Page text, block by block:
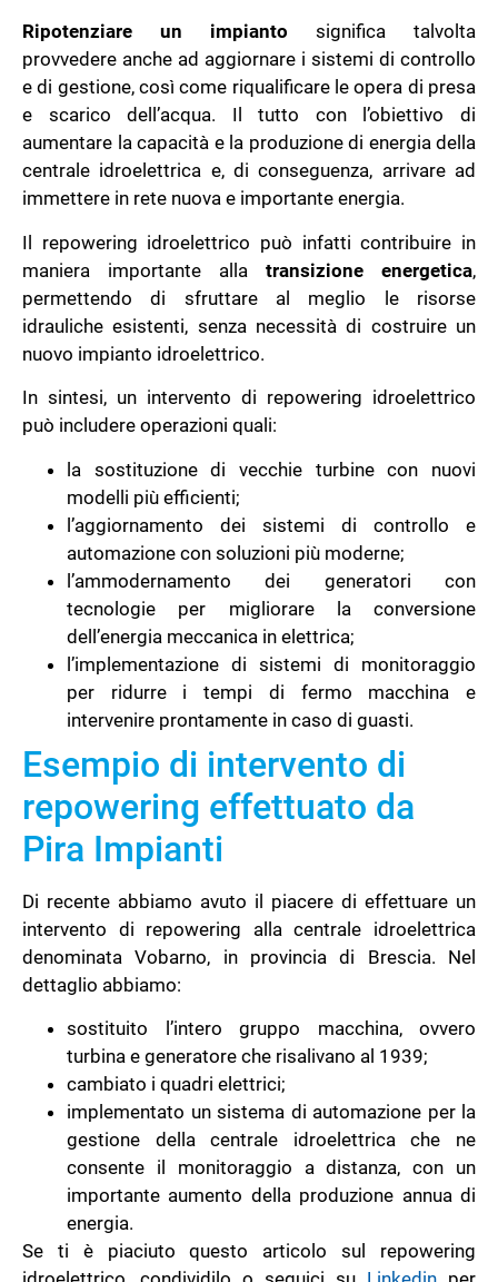
Ripotenziare un impianto significa talvolta
provvedere anche ad aggiornare i sistemi di controllo
e di gestione, così come riqualificare le opera di presa
e scarico dell’acqua. Il tutto con l’obiettivo di
aumentare la capacità e la produzione di energia della
centrale idroelettrica e, di conseguenza, arrivare ad
immettere in rete nuova e importante energia.
Il repowering idroelettrico può infatti contribuire in
maniera importante alla transizione energetica,
permettendo di sfruttare al meglio le risorse
idrauliche esistenti, senza necessità di costruire un
nuovo impianto idroelettrico.
In sintesi, un intervento di repowering idroelettrico
può includere operazioni quali:
la sostituzione di vecchie turbine con nuovi
modelli più efficienti;
l’aggiornamento dei sistemi di controllo e
automazione con soluzioni più moderne;
l’ammodernamento dei generatori con
tecnologie per migliorare la conversione
dell’energia meccanica in elettrica;
l’implementazione di sistemi di monitoraggio
per ridurre i tempi di fermo macchina e
intervenire prontamente in caso di guasti.
Esempio di intervento di
repowering effettuato da
Pira Impianti
Di recente abbiamo avuto il piacere di effettuare un
intervento di repowering alla centrale idroelettrica
denominata Vobarno, in provincia di Brescia. Nel
dettaglio abbiamo:
sostituito l’intero gruppo macchina, ovvero
turbina e generatore che risalivano al 1939;
cambiato i quadri elettrici;
implementato un sistema di automazione per la
gestione della centrale idroelettrica che ne
consente il monitoraggio a distanza, con un
importante aumento della produzione annua di
energia.
Se ti è piaciuto questo articolo sul repowering